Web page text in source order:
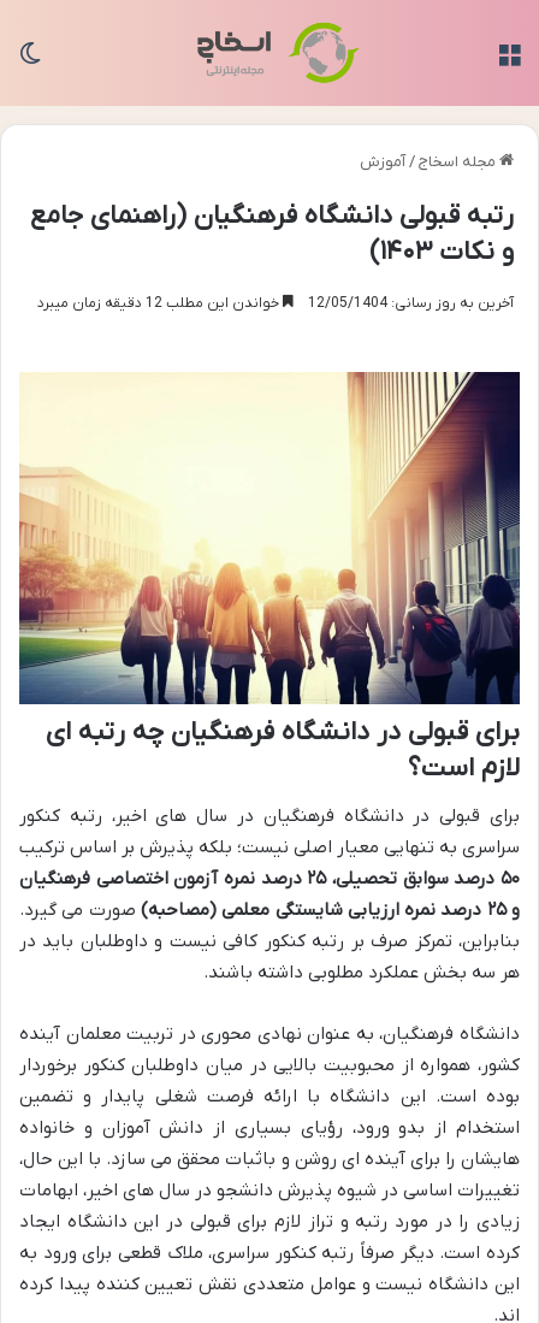
مجله اسخاج/آموزش
رتبه قبولی دانشگاه فرهنگیان (راهنمای جامع
و نکات ۱۴۰۳)
آخرین به روز رسانی: 12/05/1404 خواندن این مطلب 12 دقیقه زمان میبرد
برای قبولی در دانشگاه فرهنگیان چه رتبه ای
لازم است؟
برای قبولی در دانشگاه فرهنگیان در سال های اخیر، رتبه کنکور
سراسری به تنهایی معیار اصلی نیست؛ بلکه پذیرش بر اساس ترکیب
۵۰ درصد سوابق تحصیلی، ۲۵ درصد نمره آزمون اختصاصی فرهنگیان
و ۲۵ درصد نمره ارزیابی شایستگی معلمی (مصاحبه)
صورت می گیرد.
بنابراین، تمرکز صرف بر رتبه کنکور کافی نیست و داوطلبان باید در
هر سه بخش عملکرد مطلوبی داشته باشند.
دانشگاه فرهنگیان، به عنوان نهادی محوری در تربیت معلمان آینده
کشور، همواره از محبوبیت بالایی در میان داوطلبان کنکور برخوردار
بوده است. این دانشگاه با ارائه فرصت شغلی پایدار و تضمین
استخدام از بدو ورود، رؤیای بسیاری از دانش آموزان و خانواده
هایشان را برای آینده ای روشن و باثبات محقق می سازد. با این حال،
تغییرات اساسی در شیوه پذیرش دانشجو در سال های اخیر، ابهامات
زیادی را در مورد رتبه و تراز لازم برای قبولی در این دانشگاه ایجاد
کرده است. دیگر صرفاً رتبه کنکور سراسری، ملاک قطعی برای ورود به
این دانشگاه نیست و عوامل متعددی نقش تعیین کننده پیدا کرده
اند.